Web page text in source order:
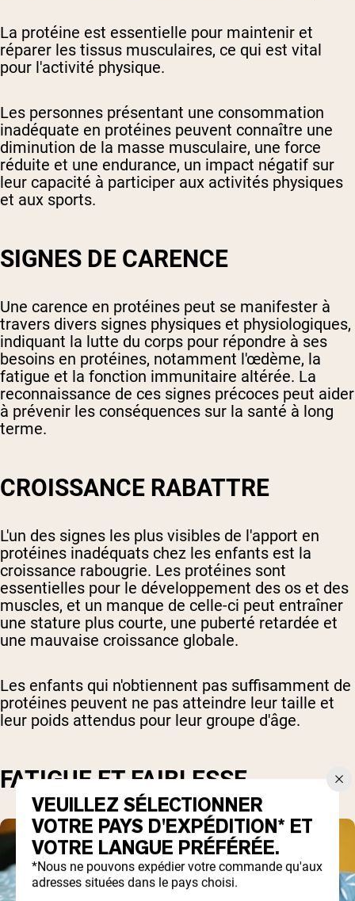
La protéine est essentielle pour maintenir et
réparer les tissus musculaires, ce qui est vital
pour l'activité physique.
Les personnes présentant une consommation
inadéquate en protéines peuvent connaître une
diminution de la masse musculaire, une force
réduite et une endurance, un impact négatif sur
leur capacité à participer aux activités physiques
et aux sports.
SIGNES DE CARENCE
Une carence en protéines peut se manifester à
travers divers signes physiques et physiologiques,
indiquant la lutte du corps pour répondre à ses
besoins en protéines, notamment l'œdème, la
fatigue et la fonction immunitaire altérée. La
reconnaissance de ces signes précoces peut aider
à prévenir les conséquences sur la santé à long
terme.
CROISSANCE RABATTRE
L'un des signes les plus visibles de l'apport en
protéines inadéquats chez les enfants est la
croissance rabougrie. Les protéines sont
essentielles pour le développement des os et des
muscles, et un manque de celle-ci peut entraîner
une stature plus courte, une puberté retardée et
une mauvaise croissance globale.
Les enfants qui n'obtiennent pas suffisamment de
protéines peuvent ne pas atteindre leur taille et
leur poids attendus pour leur groupe d'âge.
FATIGUE ET FAIBLESSE
VEUILLEZ SÉLECTIONNER
VOTRE PAYS D'EXPÉDITION* ET
VOTRE LANGUE PRÉFÉRÉE.
*Nous ne pouvons expédier votre commande qu'aux
adresses situées dans le pays choisi.